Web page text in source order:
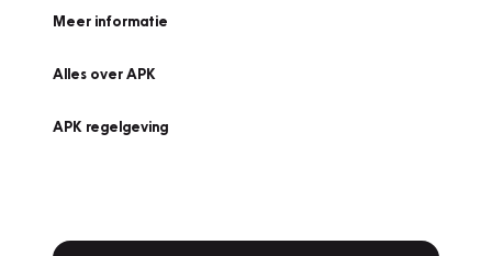
Meer informatie
Alles over APK
APK regelgeving